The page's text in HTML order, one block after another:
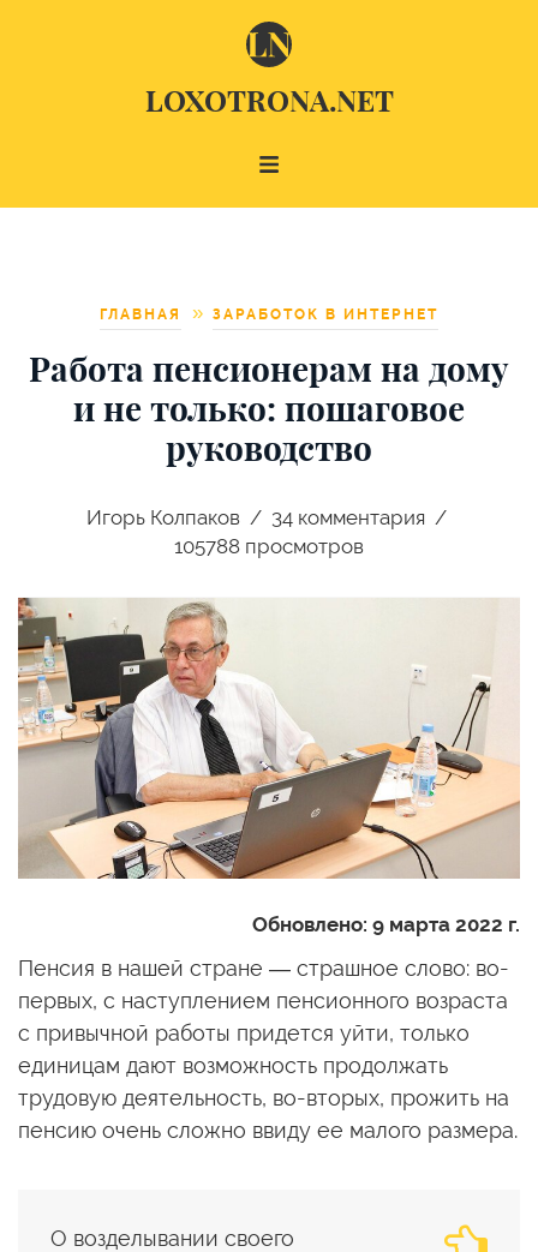
LOXOTRONA.NET
ГЛАВНАЯ ЗАРАБОТОК В ИНТЕРНЕТ
Работа пенсионерам на дому
и не только: пошаговое
руководство
Игорь Колпаков 34 комментария
105788 просмотров
Обновлено: 9 марта 2022 г.
Пенсия в нашей стране — страшное слово: во-
первых, с наступлением пенсионного возраста
с привычной работы придется уйти, только
единицам дают возможность продолжать
трудовую деятельность, во-вторых, прожить на
пенсию очень сложно ввиду ее малого размера.
О возделывании своего